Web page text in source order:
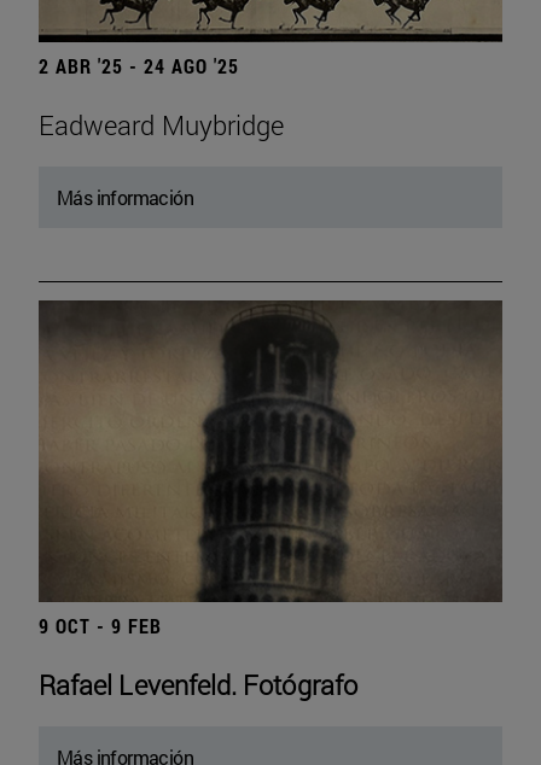
2 ABR '25 - 24 AGO '25
Eadweard Muybridge
Más información
9 OCT - 9 FEB
Rafael Levenfeld. Fotógrafo
Más información